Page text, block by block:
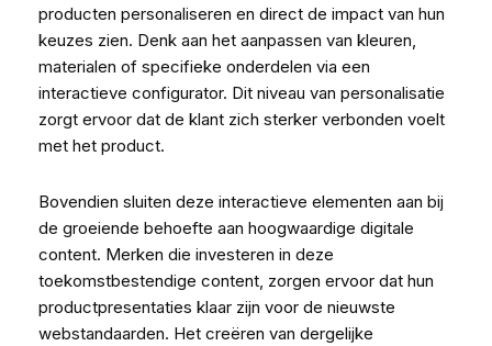
producten personaliseren en direct de impact van hun
keuzes zien. Denk aan het aanpassen van kleuren,
materialen of specifieke onderdelen via een
interactieve configurator. Dit niveau van personalisatie
zorgt ervoor dat de klant zich sterker verbonden voelt
met het product.
Bovendien sluiten deze interactieve elementen aan bij
de groeiende behoefte aan hoogwaardige digitale
content. Merken die investeren in deze
toekomstbestendige content, zorgen ervoor dat hun
productpresentaties klaar zijn voor de nieuwste
webstandaarden. Het creëren van dergelijke